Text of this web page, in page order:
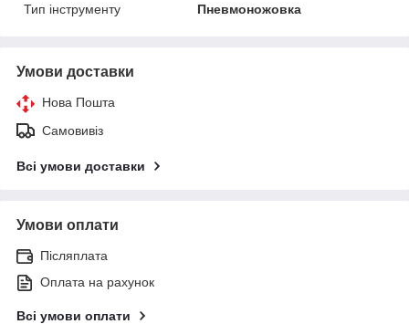
Тип інструменту
Пневмоножовка
Умови доставки
Нова Пошта
Самовивіз
Всі умови доставки
Умови оплати
Післяплата
Оплата на рахунок
Всі умови оплати